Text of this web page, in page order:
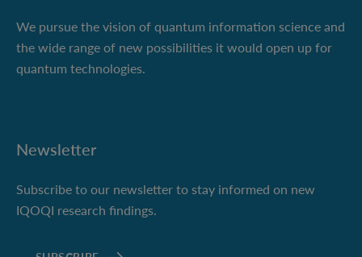
We pursue the vision of quantum information science and
the wide range of new possibilities it would open up for
quantum technologies.
Newsletter
Subscribe to our newsletter to stay informed on new
IQOQI research findings.